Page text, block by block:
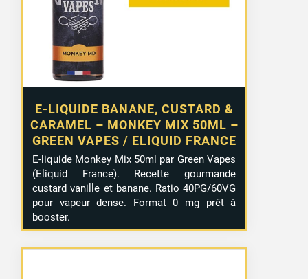
10 avis
E-LIQUIDE BANANE, CUSTARD &
CARAMEL – MONKEY MIX 50ML –
GREEN VAPES / ELIQUID FRANCE
E-liquide Monkey Mix 50ml par Green Vapes
(Eliquid France). Recette gourmande
custard vanille et banane. Ratio 40PG/60VG
pour vapeur dense. Format 0 mg prêt à
booster.